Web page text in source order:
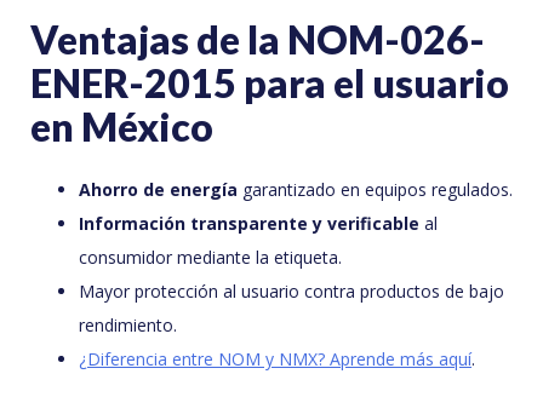
Ventajas de la NOM-026-
ENER-2015 para el usuario
en México
Ahorro de energía garantizado en equipos regulados.
Información transparente y verificable al
consumidor mediante la etiqueta.
Mayor protección al usuario contra productos de bajo
rendimiento.
¿Diferencia entre NOM y NMX? Aprende más aquí.